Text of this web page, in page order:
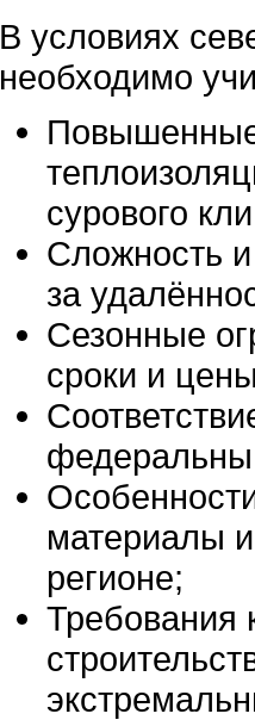
В условиях
необходимо
сурового
Сложность и
за
Сезонные
сроки и
материалы
регионе;
Требования